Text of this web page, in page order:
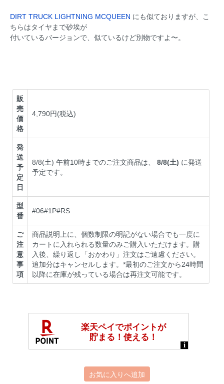
DIRT TRUCK LIGHTNING MCQUEEN にも似ておりますが、こ
ちらはタイヤまで砂埃が
付いているバージョンで、似ているけど別物ですよ〜。
販
売
価
格
4,790円(税込)
発
送
予
定
日
8/8(土) 午前10時までのご注文商品は、8/8(土) に発送
予定です。
型
番
#06#1P#RS
ご
注
意
事
項
商品説明上に、個数制限の明記がない場合でも一度に
カートに入れられる数量のみご購入いただけます。購
入後、繰り返し「おかわり」注文はご遠慮ください。
追加分はキャンセルします。*最初のご注文から24時間
以降に在庫が残っている場合は再注文可能です。
お気に入りへ追加